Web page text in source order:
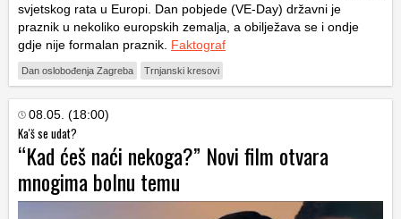
svjetskog rata u Europi. Dan pobjede (VE-Day) državni je
praznik u nekoliko europskih zemalja, a obilježava se i ondje
gdje nije formalan praznik. Faktograf
Dan oslobođenja Zagreba Trnjanski kresovi
08.05. (18:00)
Ka'š se udat?
“Kad ćeš naći nekoga?” Novi film otvara
mnogima bolnu temu